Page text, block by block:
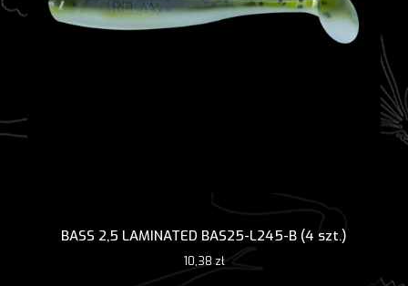
BASS 2,5 LAMINATED BAS25-L245-B (4 szt.)
10,38 zł